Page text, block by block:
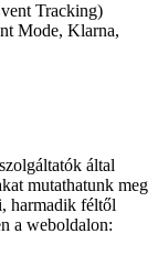
Tracking)
Mode, Klarna,
által
mutathatunk meg
harmadik féltől
a weboldalon: